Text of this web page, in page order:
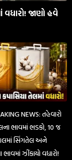
વધારો! જાણો હવે
NEWS: તહેવારો
ભાવમાં ભડકો, 10 જ
સિંગતેલ અને
ઝીંકાયો વધારો!